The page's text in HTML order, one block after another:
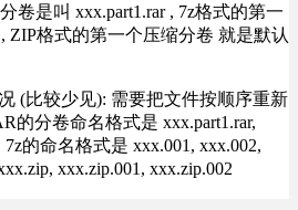
卷是叫 xxx.part1.rar , 7z格式的第一
ZIP格式的第一个压缩分卷 就是默认
(比较少见): 需要把文件按顺序重新
的分卷命名格式是 xxx.part1.rar,
7z的命名格式是 xxx.001, xxx.002,
xxx.zip.001, xxx.zip.002